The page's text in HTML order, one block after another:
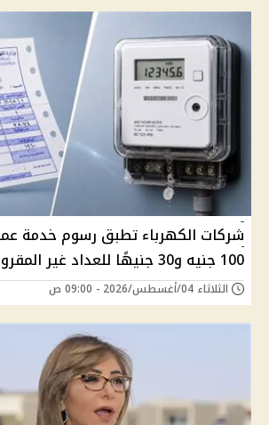
شركات الكهرباء تطبق رسوم خدمة
100 جنيه و30 جنيهًا للعداد غير المقروء
الثلاثاء 04/أغسطس/2026 - 09:00 ص